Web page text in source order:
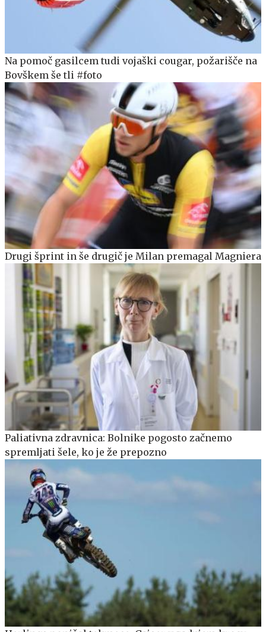
Na pomoč gasilcem tudi vojaški cougar, požarišče na
Bovškem še tli #foto
Drugi šprint in še drugič je Milan premagal Magniera
Paliativna zdravnica: Bolnike pogosto začnemo
spremljati šele, ko je že prepozno